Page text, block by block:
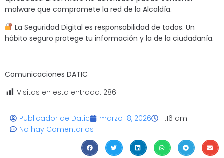
malware que compromete la red de la Alcaldía.
La Seguridad Digital es responsabilidad de todos. Un
hábito seguro protege tu información y la de la ciudadanía.
Comunicaciones DATIC
Visitas en esta entrada: 286
Publicador de Datic marzo 18, 2026
11:16 am
No hay Comentarios